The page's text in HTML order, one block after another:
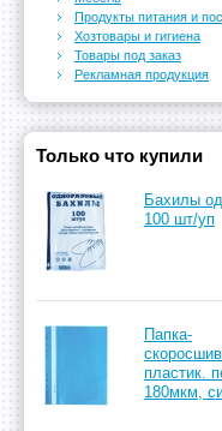
Продукты питания и
Хозтовары и гигиена
Товары под заказ
Рекламная продукция
Только что купили
Бахилы
100 шт/уп
Папка-
пластик.
180мкм,